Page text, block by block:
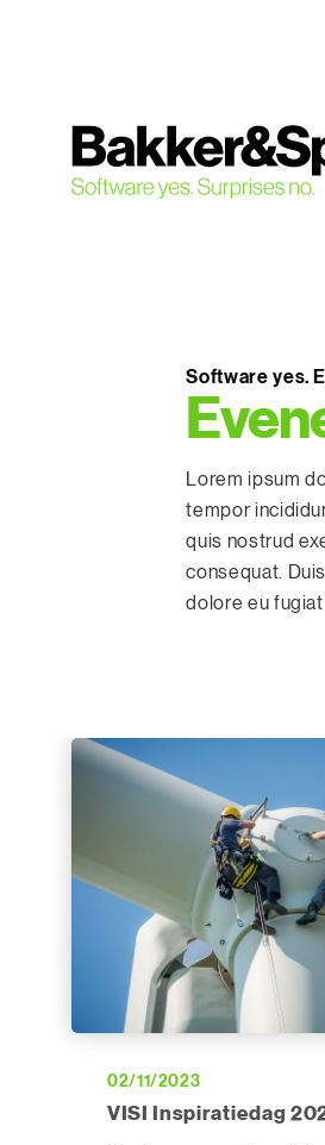
Software yes.
Lorem ipsum
tempor
quis nostrud
consequat.
dolore eu fugiat
02/11/2023
VISI Inspiratiedag